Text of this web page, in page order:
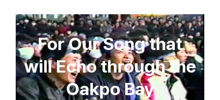
For Our Song that
will Echo through the
Oakpo Bay